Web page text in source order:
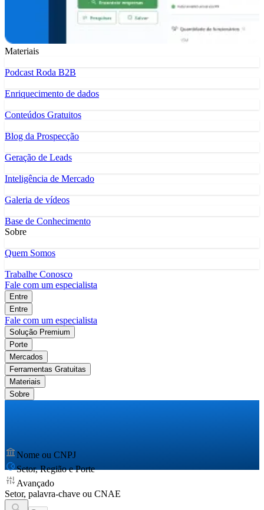
Materiais
Podcast Roda B2B
Enriquecimento de dados
Conteúdos Gratuitos
Blog da Prospecção
Geração de Leads
Inteligência de Mercado
Galeria de vídeos
Base de Conhecimento
Sobre
Quem Somos
Trabalhe Conosco
Fale com um especialista
Entre
Entre
Fale com um especialista
Solução Premium
Porte
Mercados
Ferramentas Gratuitas
Materiais
Sobre
Nome ou CNPJ
Setor, Região e Porte
Avançado
Setor, palavra-chave ou CNAE